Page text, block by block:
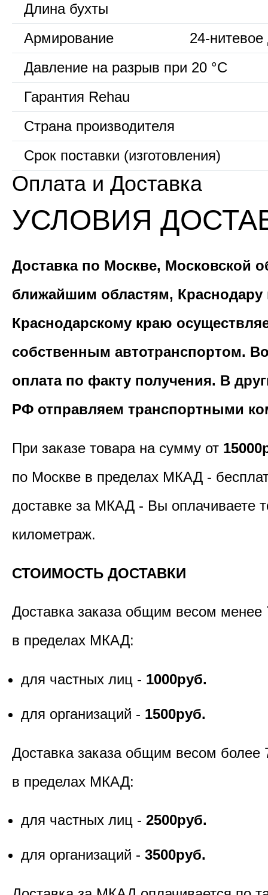
Длина бухты
Армирование
24-нитевое
Давление на разрыв при 20 °С
Гарантия Rehau
Страна производителя
Срок поставки (изготовления)
Оплата и Доставка
УСЛОВИЯ
Доставка по Москве, Московской
ближайшим областям, Краснодару
Краснодарскому краю
собственным автотранспортом.
оплата по факту получения. В
РФ отправляем транспортными
При заказе товара на сумму от
по Москве в пределах МКАД -
доставке за МКАД - Вы оплачиваете
километраж.
СТОИМОСТЬ ДОСТАВКИ
Доставка заказа общим весом менее
в пределах МКАД:
для частных лиц - 1000руб.
для организаций - 1500руб.
Доставка заказа общим весом более
в пределах МКАД:
для частных лиц - 2500руб.
для организаций - 3500руб.